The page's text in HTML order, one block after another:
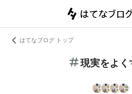
はてなブログ トップ
現実をよく